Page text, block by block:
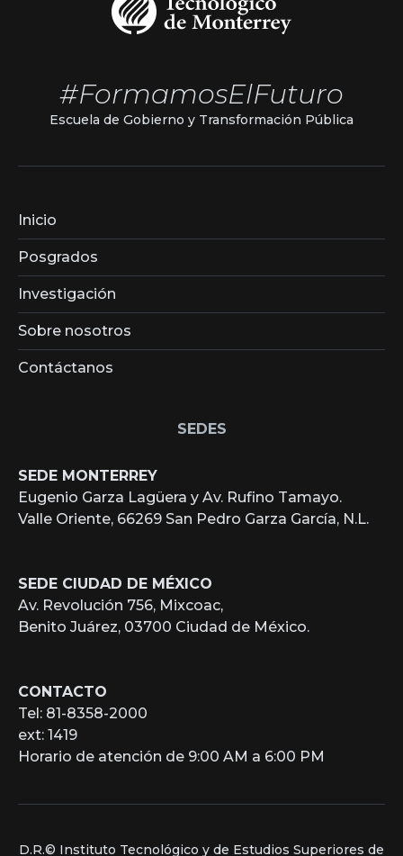
#FormamosElFuturo
Escuela de Gobierno y Transformación Pública
Inicio
Posgrados
Investigación
Sobre nosotros
Contáctanos
SEDES
SEDE MONTERREY
Eugenio Garza Lagüera y Av. Rufino Tamayo.
Valle Oriente, 66269 San Pedro Garza García, N.L.
SEDE CIUDAD DE MÉXICO
Av. Revolución 756, Mixcoac,
Benito Juárez, 03700 Ciudad de México.
CONTACTO
Tel: 81-8358-2000
ext: 1419
Horario de atención de 9:00 AM a 6:00 PM
D.R.© Instituto Tecnológico y de Estudios Superiores de